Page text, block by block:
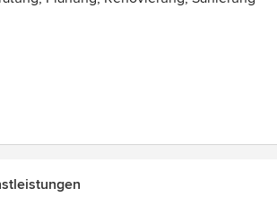
von Messeauftritten, Büros und